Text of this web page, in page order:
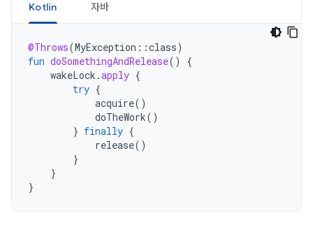
Kotlin 자바
@Throws(MyException ::class)
fun doSomethingAndRelease()
{
wakeLock .apply {
try {
acquire()
doTheWork()
} finally {
release()
}
}
}